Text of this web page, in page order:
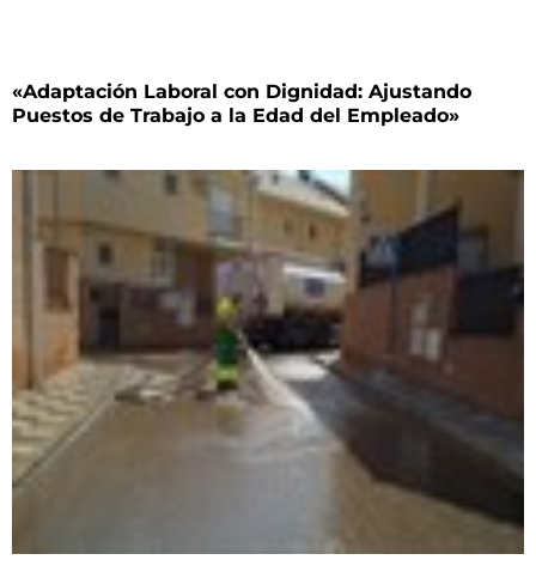
«Adaptación Laboral con Dignidad: Ajustando
Puestos de Trabajo a la Edad del Empleado»